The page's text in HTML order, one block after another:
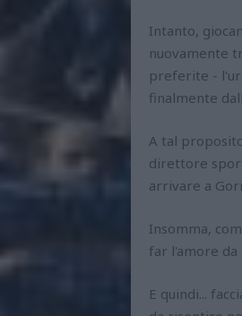
Intanto,
nuovamente
preferite -
finalmente
A tal
direttore
arrivare a
Insomma,
far l'amore da
E quindi...